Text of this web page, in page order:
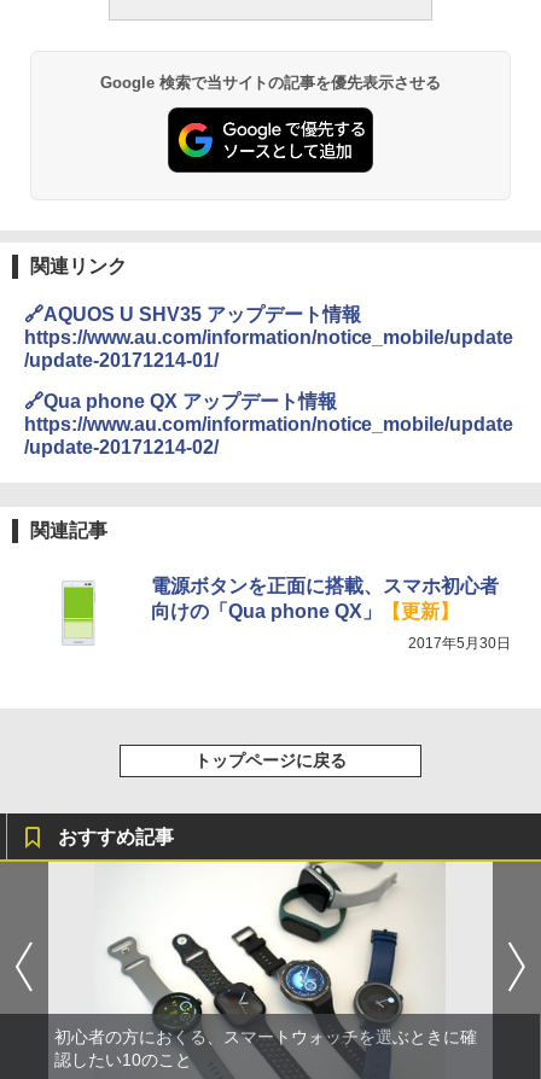
Google 検索で当サイトの記事を優先表示させる
関連リンク
🔗AQUOS U SHV35 アップデート情報
https://www.au.com/information/notice_mobile/update
/update-20171214-01/
🔗Qua phone QX アップデート情報
https://www.au.com/information/notice_mobile/update
/update-20171214-02/
関連記事
電源ボタンを正面に搭載、スマホ初心者
向けの「Qua phone QX」
【更新】
2017年5月30日
トップページに戻る
おすすめ記事
初心者の方におくる、スマートウォッチを選ぶときに確
認したい10のこと